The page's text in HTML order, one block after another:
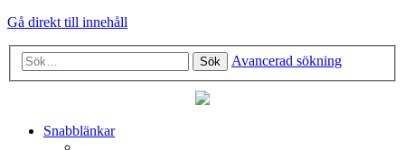
Gå direkt till innehåll
Sök Avancerad sökning
Snabblänkar